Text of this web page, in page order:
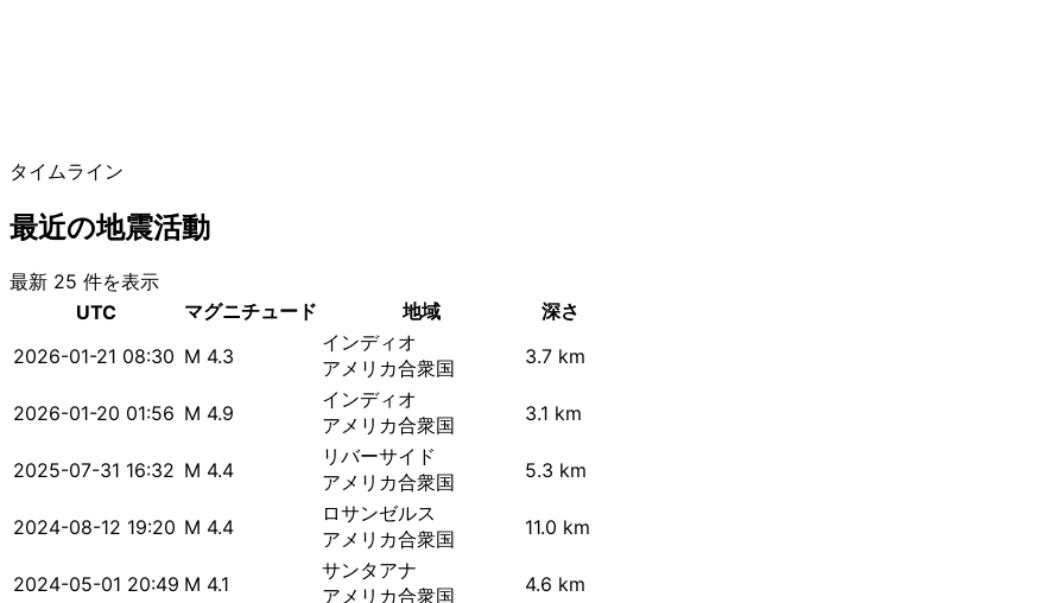
タイムライン
最近の地震活動
最新 25 件を表示
UTC
マグニチュード 地域
深さ
2026-01-21 08:30 M 4.3
インディオ
アメリカ合衆国
3.7 km
2026-01-20 01:56 M 4.9
インディオ
アメリカ合衆国
3.1 km
2025-07-31 16:32 M 4.4
リバーサイド
アメリカ合衆国
5.3 km
2024-08-12 19:20 M 4.4
ロサンゼルス
アメリカ合衆国
11.0 km
2024-05-01 20:49 M 4.1
サンタアナ
アメリカ合衆国
4.6 km